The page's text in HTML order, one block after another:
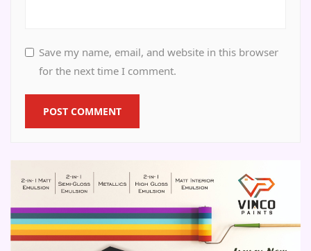
Save my name, email, and website in this browser
for the next time I comment.